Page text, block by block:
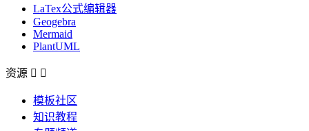
LaTex公式编辑器
Geogebra
Mermaid
PlantUML
资源  
模板社区
知识教程